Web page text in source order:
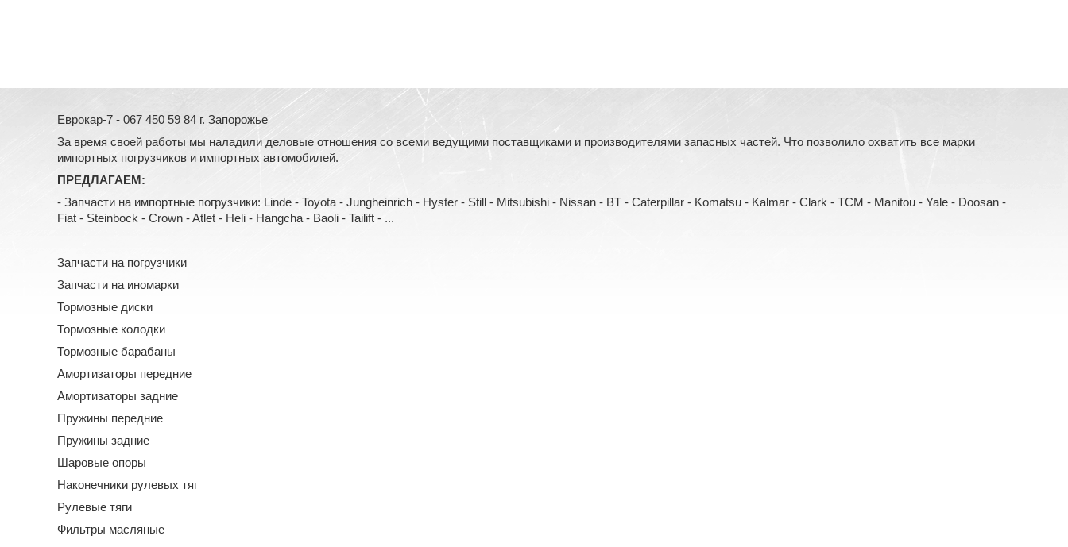
Еврокар-7 - 067 450 59 84 г. Запорожье
За время своей работы мы наладили деловые отношения со всеми ведущими поставщиками и производителями запасных частей. Что позволило охватить все марки
импортных погрузчиков и импортных автомобилей.
ПРЕДЛАГАЕМ:
- Запчасти на импортные погрузчики: Linde - Toyota - Jungheinrich - Hyster - Still - Mitsubishi - Nissan - BT - Caterpillar - Komatsu - Kalmar - Clark - TCM - Manitou - Yale - Doosan -
Fiat - Steinbock - Crown - Atlet - Heli - Hangcha - Baoli - Tailift - ...
Запчасти на погрузчики
Запчасти на иномарки
Тормозные диски
Тормозные колодки
Тормозные барабаны
Амортизаторы передние
Амортизаторы задние
Пружины передние
Пружины задние
Шаровые опоры
Наконечники рулевых тяг
Рулевые тяги
Фильтры масляные